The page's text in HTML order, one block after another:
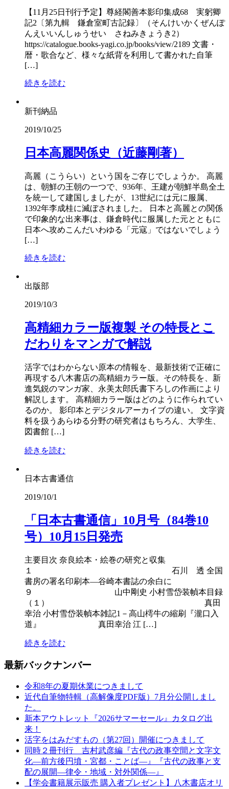
【11月25日刊行予定】尊経閣善本影印集成68 実躬卿
記2〔第九輯 鎌倉室町古記録〕（そんけいかくぜんぽ
んえいいんしゅうせい さねみきょうき2）
https://catalogue.books-yagi.co.jp/books/view/2189 文書・
暦・歌合など、様々な紙背を利用して書かれた自筆
[…]
続きを読む
新刊納品
2019/10/25
日本高麗関係史（近藤剛著）
高麗（こうらい）という国をご存じでしょうか。 高麗
は、朝鮮の王朝の一つで、936年、王建が朝鮮半島全土
を統一して建国しましたが、13世紀には元に服属、
1392年李成桂に滅ぼされました。 日本と高麗との関係
で印象的な出来事は、鎌倉時代に服属した元とともに
日本へ攻めこんだいわゆる「元寇」ではないでしょう
[…]
続きを読む
出版部
2019/10/3
高精細カラー版複製 その特長とこ
だわりをマンガで解説
活字ではわからない原本の情報を、最新技術で正確に
再現する八木書店の高精細カラー版。その特長を、新
進気鋭のマンガ家、永美太郎氏書下ろしの作画により
解説します。 高精細カラー版はどのように作られてい
るのか。 影印本とデジタルアーカイブの違い。 文字資
料を扱うあらゆる分野の研究者はもちろん、大学生、
図書館 […]
続きを読む
日本古書通信
2019/10/1
「日本古書通信」10月号（84巻10
号）10月15日発売
主要目次 奈良絵本・絵巻の研究と収集
１ 石川 透 全国
書房の署名印刷本―谷崎本書誌の余白に
９ 山中剛史 小村雪岱装幀本目録
（１） 真田
幸治 小村雪岱装幀本雑記1－高山樗牛の縮刷『瀧口入
道』 真田幸治 江 […]
続きを読む
最新バックナンバー
令和8年の夏期休業につきまして
近代自筆物特輯（高解像度PDF版）7月分公開しまし
た。
新本アウトレット『2026サマーセール』カタログ出
来！
活字をはみだすもの（第27回）開催につきまして
同時２冊刊行 吉村武彦編『古代の政事空間と文字文
化—前方後円墳・宮都・ことば—』『古代の政事と支
配の展開—律令・地域・対外関係—』
【学会書籍展示販売 購入者プレゼント】八木書店オリ